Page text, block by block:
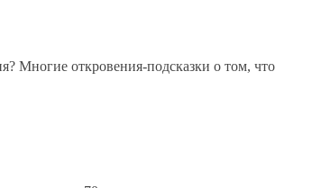
Многие откровения-подсказки о том, что